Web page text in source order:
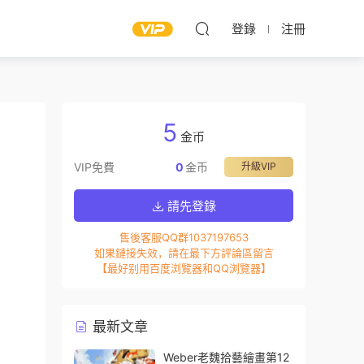
登錄 注冊
5 金币
VIP免費 升級VIP
0金币
請先登錄
售後客服QQ群1037197653
如果鏈接失效，請在最下方評論區留言
【最好别用百度浏覽器和QQ浏覽器】
最新文章
Weber老魏拾藝繪畫第12